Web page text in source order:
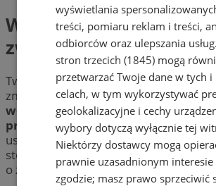
Weterynarz,
zwierząt
Twój pupil skarży się na dolegliwości?
zmianę zachowania? Sprawdź
weterynaryjnew mieście Żory.
przychodnie dla zwierzątw okolicy
usługi takie jak: sterylizacja, kastracja,
stomatologia. Wybierz weterynarza
o zdrowie swojego zwierzaka!
wyświetlania
treści, pomiaru reklam i treści,
odbiorców oraz ulepszania usług.
stron trzecich (1845) mogą
przetwarzać Twoje dane w tych i
celach, w tym wykorzystywać
geolokalizacyjne i cechy
wybory dotyczą wyłącznie tej
Niektórzy dostawcy mogą
prawnie uzasadnionym interesie
zgodzie; masz prawo sprzeciwić